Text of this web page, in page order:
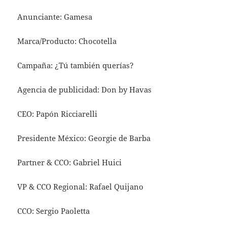
Anunciante: Gamesa
Marca/Producto: Chocotella
Campaña: ¿Tú también querías?
Agencia de publicidad: Don by Havas
CEO: Papón Ricciarelli
Presidente México: Georgie de Barba
Partner & CCO: Gabriel Huici
VP & CCO Regional: Rafael Quijano
CCO: Sergio Paoletta